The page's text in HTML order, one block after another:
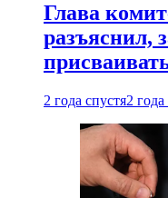
Глава
разъяснил,
2 года спустя2 года